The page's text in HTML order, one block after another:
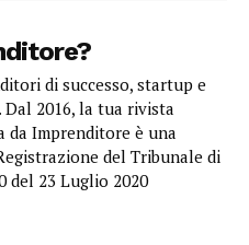
di successo, startup e
2016, la tua rivista
da Imprenditore è una
del Tribunale di
del 23 Luglio 2020